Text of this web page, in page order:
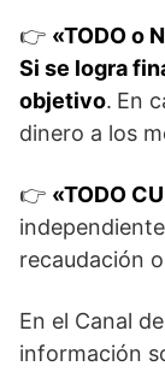
👉​ «TODO o
Si se logra
objetivo. En
dinero a los
👉​ «TODO
recaudación
En el Canal de
información